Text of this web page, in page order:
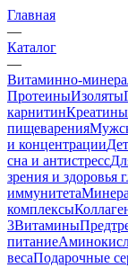
Главная
—
Каталог
—
Витаминно-
ПротеиныИзоляты
карнитинКреатины
пищеварения
и концентрации
сна и антистресс
зрения и здоровья
иммунитета
комплексы
3Витамины
питание
весаПодарочные